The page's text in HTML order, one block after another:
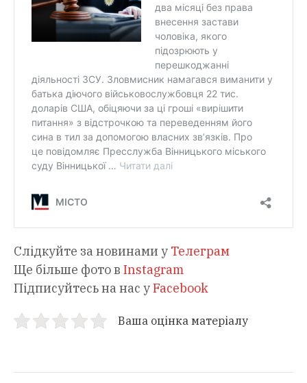
Слідкуйте за новинами у Телеграм
Ще більше фото в Instagram
Підписуйтесь на нас уFacebook
Ваша оцінка матеріалу